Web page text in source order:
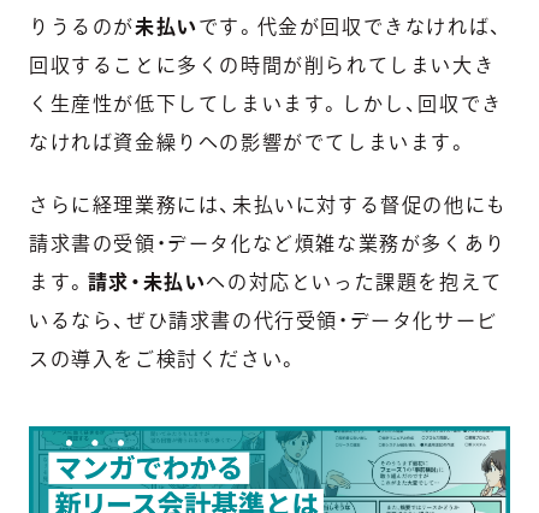
りうるのが未払い です。代金が回収できなければ、
回収することに多くの時間が削られてしまい大き
く生産性が低下してしまいます。
しかし、回収でき
なければ資金繰りへの影響がでてしまいます。
さらに経理業務には、未払いに対する督促の他にも
請求書の受領・データ化など煩雑な業務が多くあり
ます。 請求・未払いへの対応といった課題を抱えて
いるなら、ぜひ請求書の代行受領・データ化サービ
スの導入をご検討ください。